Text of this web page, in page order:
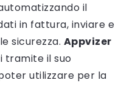
il
in fattura, inviare e
sicurezza. Appvizer
il suo
utilizzare per la